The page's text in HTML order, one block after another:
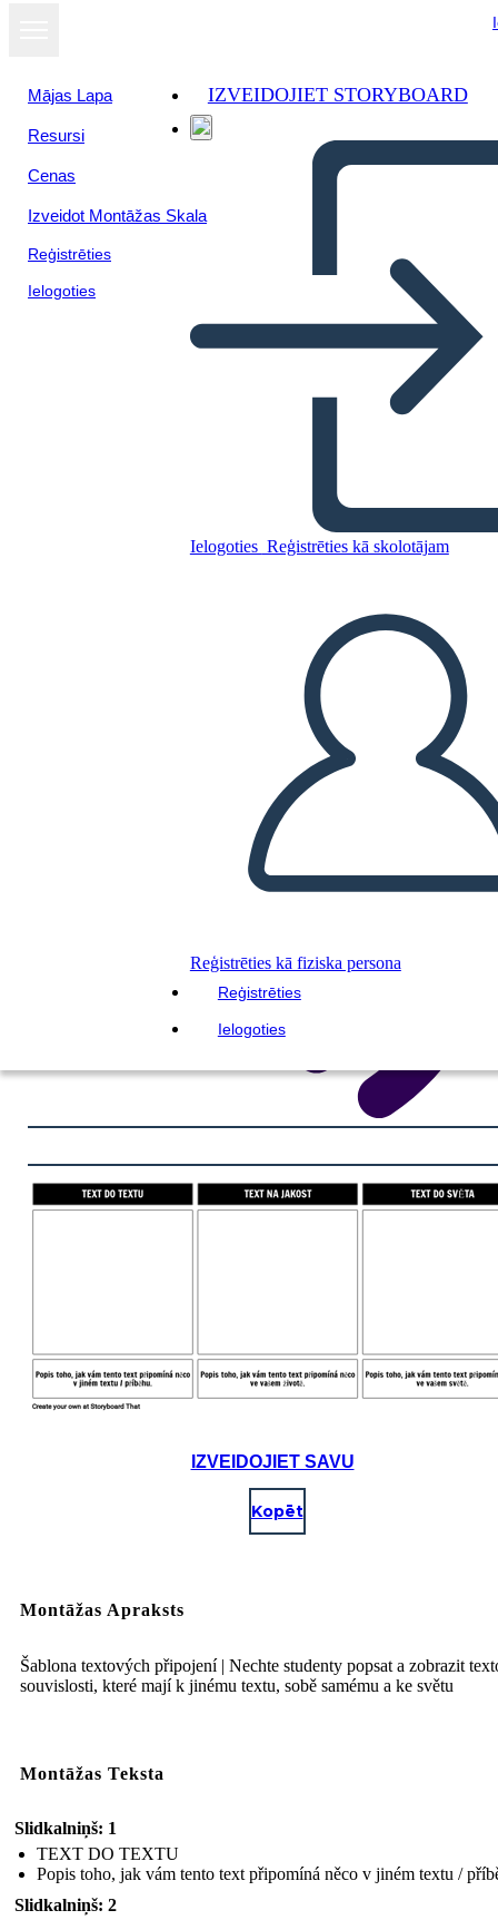
Mājas Lapa
Resursi
Cenas
Izveidot Montāžas Skala
Reģistrēties
Ielogoties
IZVEIDOJIET STORYBOARD
Ielogoties Reģistrēties kā skolotājam
Reģistrēties kā fiziska persona
Reģistrēties
Ielogoties
Kopējiet šo stāstu tabulu
ATSKAŅOT SLAIDRĀDI
IZLASI MAN
Skatīt kā
slaidrādi
IZVEIDOJIET SAVU
Kopēt
Montāžas Apraksts
Šablona textových připojení | Nechte studenty popsat a zobrazit
souvislosti, které mají k jinému textu, sobě samému a ke světu
Montāžas Teksta
Slidkalniņš: 1
TEXT DO TEXTU
Popis toho, jak vám tento text připomíná něco v jiném textu /
Slidkalniņš: 2